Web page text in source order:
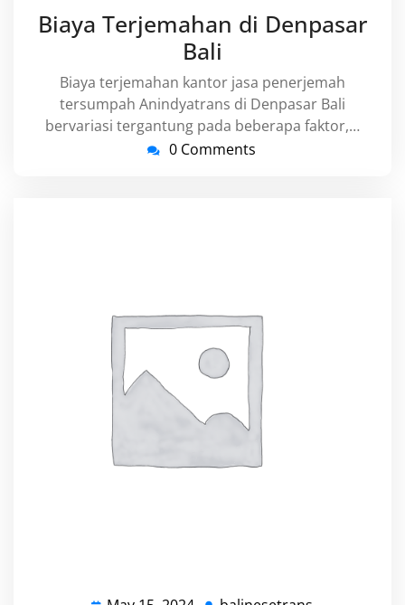
2024
Biaya Terjemahan di Denpasar
Bali
Biaya terjemahan kantor jasa penerjemah
tersumpah Anindyatrans di Denpasar Bali
bervariasi tergantung pada beberapa faktor,…
0 Comments